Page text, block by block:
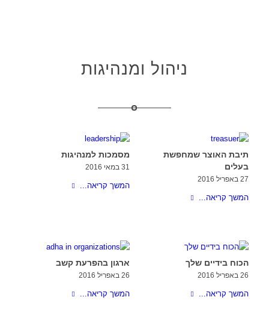
ניהול ומנהיגות
מסמכות למנהיגות
31 במאי 2016
המשך קריאה...
תיבת האוצר שמחפשת
בעלים
27 באפריל 2016
המשך קריאה...
ארגון בהפרעת קשב
26 באפריל 2016
המשך קריאה...
הכוח בידיים שלך
26 באפריל 2016
המשך קריאה...